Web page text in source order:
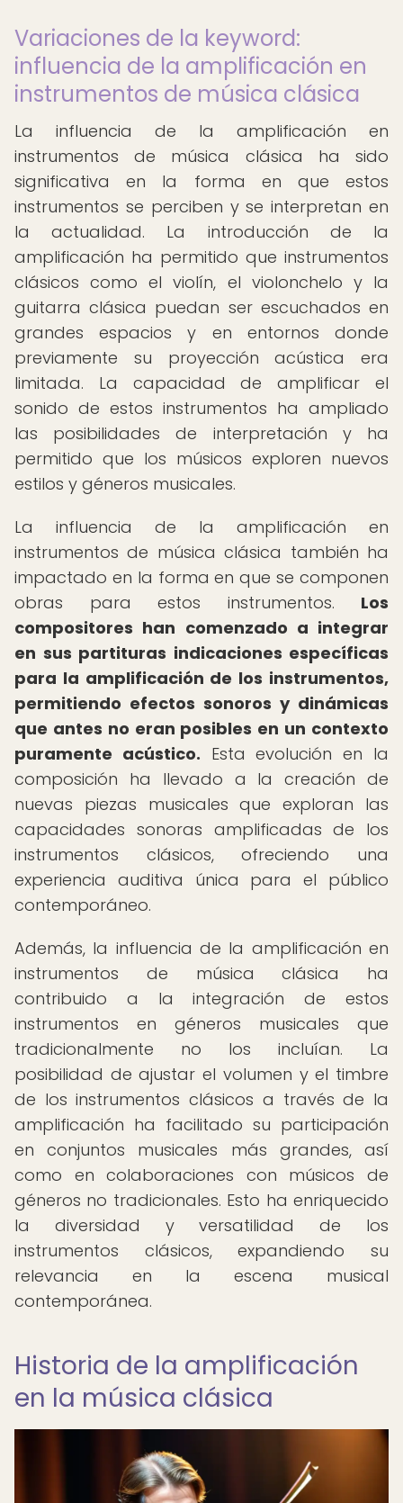
Variaciones de la keyword:
influencia de la amplificación en
instrumentos de música clásica
La influencia de la amplificación en
instrumentos de música clásica ha sido
significativa en la forma en que estos
instrumentos se perciben y se interpretan en
la actualidad. La introducción de la
amplificación ha permitido que instrumentos
clásicos como el violín, el violonchelo y la
guitarra clásica puedan ser escuchados en
grandes espacios y en entornos donde
previamente su proyección acústica era
limitada. La capacidad de amplificar el
sonido de estos instrumentos ha ampliado
las posibilidades de interpretación y ha
permitido que los músicos exploren nuevos
estilos y géneros musicales.
La influencia de la amplificación en
instrumentos de música clásica también ha
impactado en la forma en que se componen
obras para estos instrumentos. Los
compositores han comenzado a integrar
en sus partituras indicaciones específicas
para la amplificación de los instrumentos,
permitiendo efectos sonoros y dinámicas
que antes no eran posibles en un contexto
puramente acústico. Esta evolución en la
composición ha llevado a la creación de
nuevas piezas musicales que exploran las
capacidades sonoras amplificadas de los
instrumentos clásicos, ofreciendo una
experiencia auditiva única para el público
contemporáneo.
Además, la influencia de la amplificación en
instrumentos de música clásica ha
contribuido a la integración de estos
instrumentos en géneros musicales que
tradicionalmente no los incluían. La
posibilidad de ajustar el volumen y el timbre
de los instrumentos clásicos a través de la
amplificación ha facilitado su participación
en conjuntos musicales más grandes, así
como en colaboraciones con músicos de
géneros no tradicionales. Esto ha enriquecido
la diversidad y versatilidad de los
instrumentos clásicos, expandiendo su
relevancia en la escena musical
contemporánea.
Historia de la amplificación
en la música clásica